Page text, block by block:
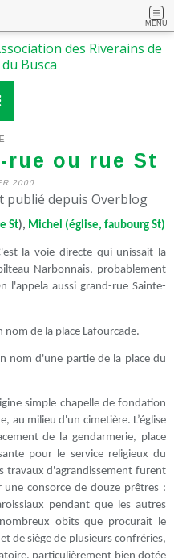
MENU
rue ou rue St
2000
publié depuis Overblog
St), Michel (église, faubourg St)
la voie directe qui unissait la
Narbonnais, probablement
l'appela aussi grand-rue Sainte-
nom de la place Lafourcade.
nom d'une partie de la place du
simple chapelle de fondation
au milieu d'un cimetière. L’église
de la gendarmerie, place
pour le service religieux du
travaux d'agrandissement furent
une consorce de douze prêtres :
pendant que les autres
obits que procurait le
de siège de plusieurs confréries,